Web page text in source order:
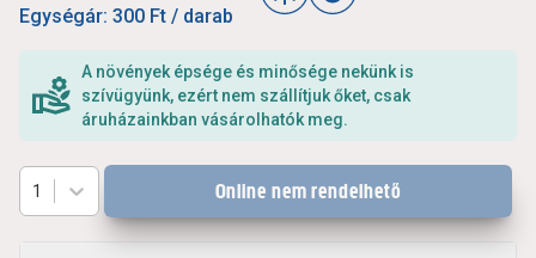
Egységár: 300 Ft / darab
A növények épsége és minősége nekünk is
szívügyünk, ezért nem szállítjuk őket, csak
áruházainkban vásárolhatók meg.
1 Online nem rendelhető